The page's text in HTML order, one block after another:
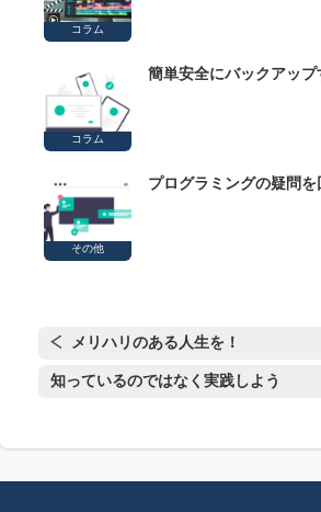
コラム
コラム
簡単安全にバックアップ
その他
プログラミングの疑問
メリハリのある人生を！
知っているのではなく実践しよう